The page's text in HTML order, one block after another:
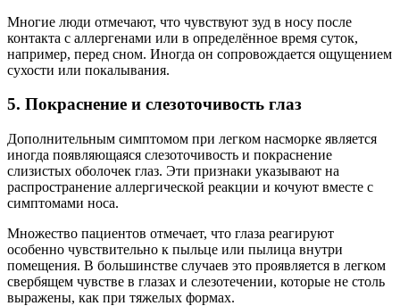
Многие люди отмечают, что чувствуют зуд в носу после
контакта с аллергенами или в определённое время суток,
например, перед сном. Иногда он сопровождается ощущением
сухости или покалывания.
5. Покраснение и слезоточивость глаз
Дополнительным симптомом при легком насморке является
иногда появляющаяся слезоточивость и покраснение
слизистых оболочек глаз. Эти признаки указывают на
распространение аллергической реакции и кочуют вместе с
симптомами носа.
Множество пациентов отмечает, что глаза реагируют
особенно чувствительно к пыльце или пылица внутри
помещения. В большинстве случаев это проявляется в легком
свербящем чувстве в глазах и слезотечении, которые не столь
выражены, как при тяжелых формах.